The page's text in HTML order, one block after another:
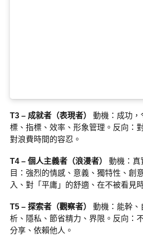
T3 – 成就者（表現者）
動機：成功，
標、指標、效率、形象管理。反向：
對浪費時間的容忍。
T4 – 個人主義者（浪漫者）
動機：真
目：強烈的情感、意義、獨特性、創
入、對「平庸」的舒適、在不被看見
T5 – 探索者（觀察者）
動機：能幹、
析、隱私、節省精力、界限。反向：
分享、依賴他人。